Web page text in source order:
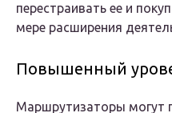
перестраивать ее и
мере расширения
Повышенный
Маршрутизаторы могут